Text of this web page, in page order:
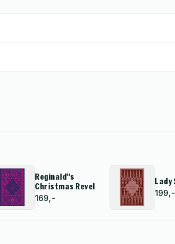
Reginald''s
Christmas Revel
169,-
Lady
199,-